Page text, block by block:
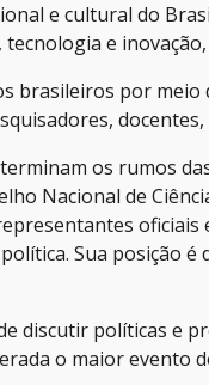
e cultural do
e
brasileiros por
os rumos
Nacional de
oficiais
Sua posição
discutir políticas e
o maior evento